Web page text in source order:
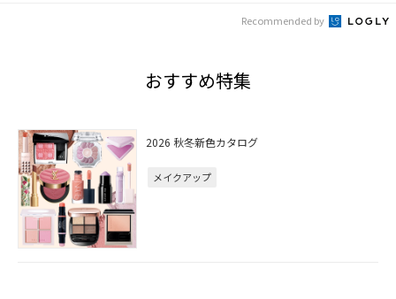
Recommended by
おすすめ特集
2026 秋冬新色カタログ
メイクアップ